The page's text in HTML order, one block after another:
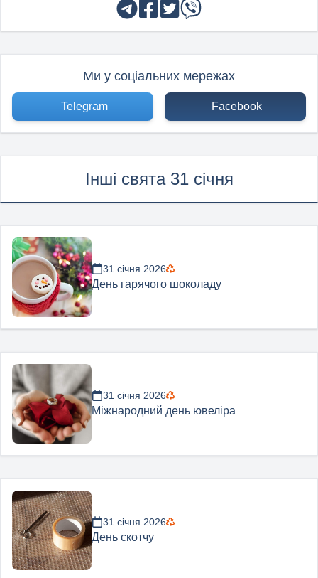
Ми у соціальних мережах
Telegram Facebook
Інші свята 31 січня
31 січня 2026
День гарячого шоколаду
31 січня 2026
Міжнародний день ювеліра
31 січня 2026
День скотчу